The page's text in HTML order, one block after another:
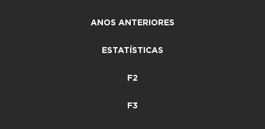
ANOS ANTERIORES
ESTATÍSTICAS
F2
F3